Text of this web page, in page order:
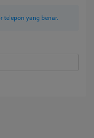
telepon yang benar.